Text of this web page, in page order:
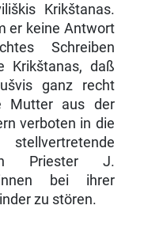
Krikštanas.
er keine Antwort
Schreiben
Krikštanas, daß
ganz recht
Mutter aus der
verboten in die
Priester J.
bei ihrer
zu stören.